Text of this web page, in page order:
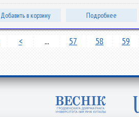
Добавить в корзину Подробнее
< ... 57 58 59